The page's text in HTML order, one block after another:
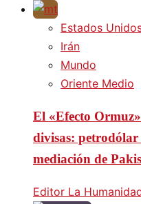
Estados
Irán
Mundo
Oriente Medio
El «Efecto
divisas:
mediación de
Editor La